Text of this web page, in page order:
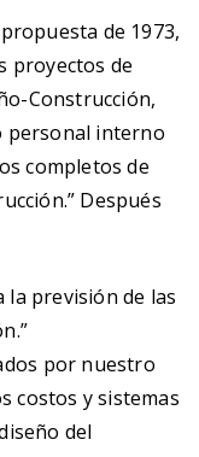
de 1973,
proyectos de
Construcción,
personal interno
completos de
Después
la previsión de las
por nuestro
costos y sistemas
del